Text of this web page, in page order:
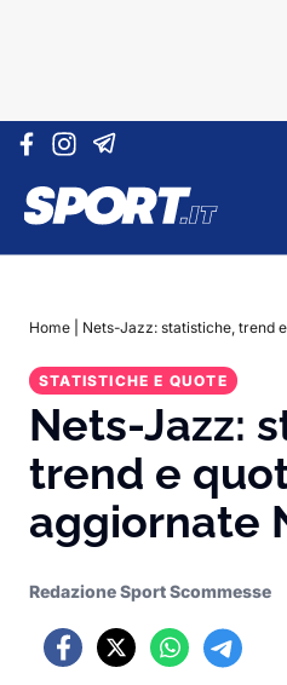
Vai al contenuto
Home Nets-Jazz: statistiche, trend
STATISTICHE E QUOTE
Nets-Jazz:
trend e
aggiornate
Redazione Sport Scommesse